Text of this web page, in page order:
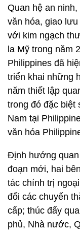
Quan hệ an
văn hóa, giao
với kim ngạch
la Mỹ trong năm
Philippines đã
triển khai những
năm thiết lập
trong đó đặc biệt
Nam tại
văn hóa
Định hướng
đoạn mới, hai
tác chính trị
đổi các chuyến
cấp; thúc đẩy
phủ, Nhà nước,